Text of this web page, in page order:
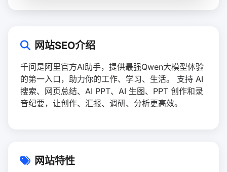
网站SEO介绍
千问是阿里官方AI助手，提供最强Qwen大模型体验
的第一入口，助力你的工作、学习、生活。 支持 AI
搜索、网页总结、AI PPT、AI 生图、PPT 创作和录
音纪要，让创作、汇报、调研、分析更高效。
网站特性